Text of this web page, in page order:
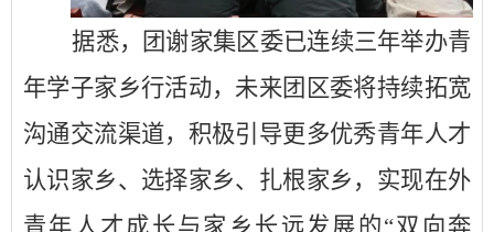
据悉，团谢家集区委已连续三年举办青
年学子家乡行活动，未来团区委将持续拓宽
沟通交流渠道，积极引导更多优秀青年人才
认识家乡、选择家乡、扎根家乡，实现在外